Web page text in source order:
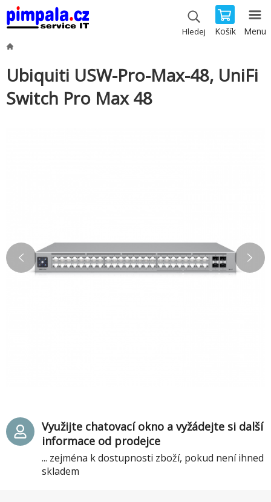
Hledej Košík Menu
Ubiquiti USW-Pro-Max-48, UniFi
Switch Pro Max 48
Využijte chatovací okno a vyžádejte si další
informace od prodejce
... zejména k dostupnosti zboží, pokud není ihned
skladem